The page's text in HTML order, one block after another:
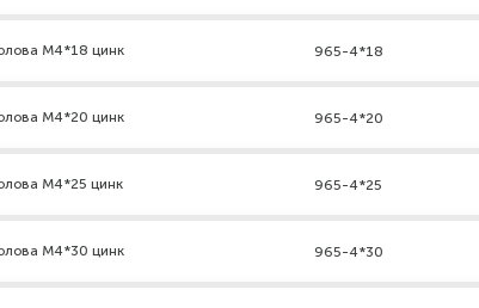
М4*18 цинк 965-4*18
М4*20 цинк 965-4*20
М4*25 цинк 965-4*25
М4*30 цинк 965-4*30